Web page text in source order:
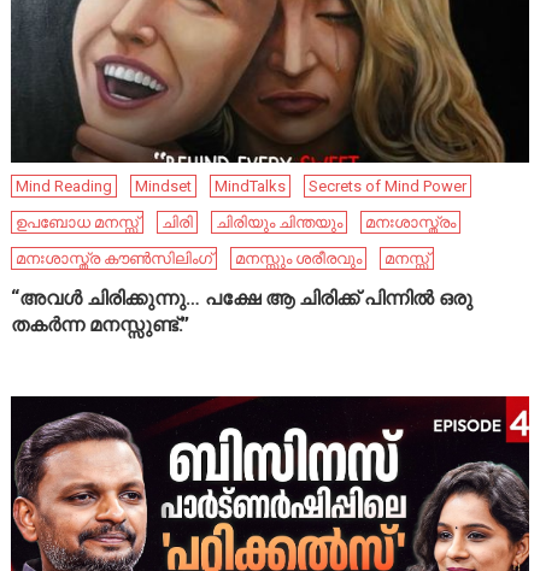
Mind Reading Mindset MindTalks
Secrets of Mind Power
ഉപബോധ മനസ്സ്
ചിരി ചിരിയും ചിന്തയും
മനഃശാസ്ത്രം
മനഃശാസ്ത്ര കൗൺസിലിംഗ്
മനസ്സും ശരീരവും മനസ്സ്
“അവൾ ചിരിക്കുന്നു… പക്ഷേ ആ ചിരിക്ക് പിന്നിൽ ഒരു
തകർന്ന മനസ്സുണ്ട്.”